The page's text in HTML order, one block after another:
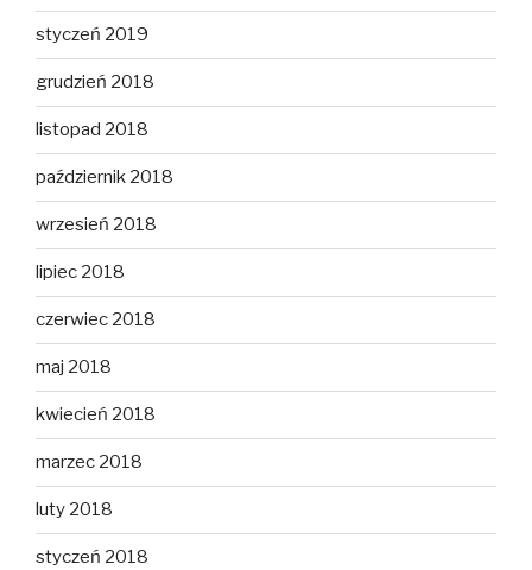
styczeń 2019
grudzień 2018
listopad 2018
październik 2018
wrzesień 2018
lipiec 2018
czerwiec 2018
maj 2018
kwiecień 2018
marzec 2018
luty 2018
styczeń 2018